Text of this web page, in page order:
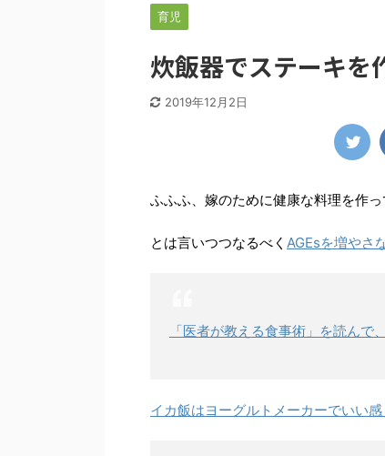
育児
炊飯器でステーキを
2019年12月2日
ふふふ、嫁のために健康な料理を作
とは言いつつなるべく AGEsを増やさ
「医者が教える食事術」を読んで
イカ飯はヨーグルトメーカーでいい感